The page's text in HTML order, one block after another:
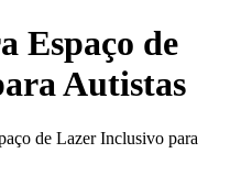
Espaço de
Autistas
de Lazer Inclusivo para